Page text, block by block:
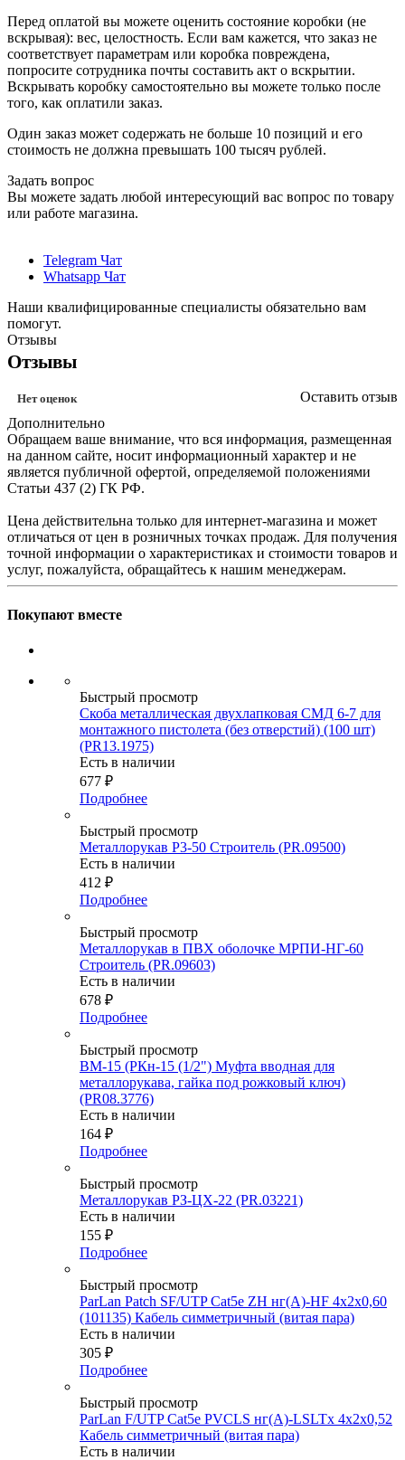
Перед оплатой вы можете оценить состояние коробки (не
вскрывая): вес, целостность. Если вам кажется, что заказ не
соответствует параметрам или коробка повреждена,
попросите сотрудника почты составить акт о вскрытии.
Вскрывать коробку самостоятельно вы можете только после
того, как оплатили заказ.
Один заказ может содержать не больше 10 позиций и его
стоимость не должна превышать 100 тысяч рублей.
Задать вопрос
Вы можете задать любой интересующий вас вопрос по товару
или работе магазина.
Telegram Чат
Whatsapp Чат
Наши квалифицированные специалисты обязательно вам
помогут.
Отзывы
Отзывы
Нет оценок
Оставить отзыв
Дополнительно
Обращаем ваше внимание, что вся информация, размещенная
на данном сайте, носит информационный характер и не
является публичной офертой, определяемой положениями
Статьи 437 (2) ГК РФ.
Цена действительна только для интернет-магазина и может
отличаться от цен в розничных точках продаж. Для получения
точной информации о характеристиках и стоимости товаров и
услуг, пожалуйста, обращайтесь к нашим менеджерам.
Покупают вместе
Быстрый просмотр
Скоба металлическая двухлапковая СМД 6-7 для
монтажного пистолета (без отверстий) (100 шт)
(PR13.1975)
Есть в наличии
677 ₽
Подробнее
Быстрый просмотр
Металлорукав Р3-50 Строитель (PR.09500)
Есть в наличии
412 ₽
Подробнее
Быстрый просмотр
Металлорукав в ПВХ оболочке МРПИ-НГ-60
Строитель (PR.09603)
Есть в наличии
678 ₽
Подробнее
Быстрый просмотр
ВМ-15 (РКн-15 (1/2") Муфта вводная для
металлорукава, гайка под рожковый ключ)
(PR08.3776)
Есть в наличии
164 ₽
Подробнее
Быстрый просмотр
Металлорукав РЗ-ЦХ-22 (PR.03221)
Есть в наличии
155 ₽
Подробнее
Быстрый просмотр
ParLan Patch SF/UTP Cat5e ZH нг(А)-HF 4х2х0,60
(101135) Кабель симметричный (витая пара)
Есть в наличии
305 ₽
Подробнее
Быстрый просмотр
ParLan F/UTP Cat5e PVCLS нг(A)-LSLTx 4х2х0,52
Кабель симметричный (витая пара)
Есть в наличии